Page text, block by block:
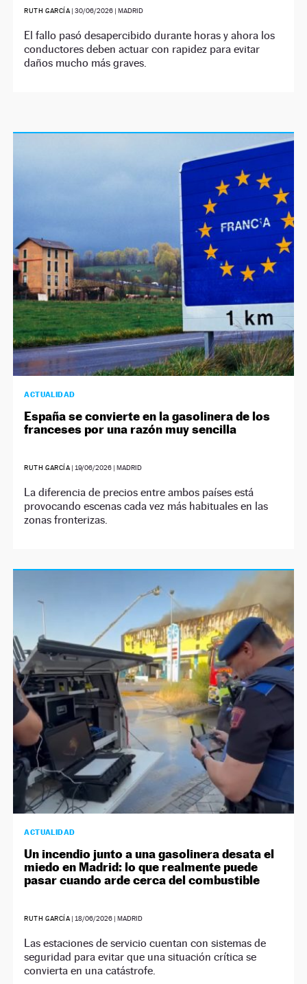
RUTH GARCÍA |30/06/2026 | MADRID
El fallo pasó desapercibido durante horas y ahora los
conductores deben actuar con rapidez para evitar
daños mucho más graves.
ACTUALIDAD
España se convierte en la gasolinera de los
franceses por una razón muy sencilla
RUTH GARCÍA | 19/06/2026 | MADRID
La diferencia de precios entre ambos países está
provocando escenas cada vez más habituales en las
zonas fronterizas.
ACTUALIDAD
Un incendio junto a una gasolinera desata el
miedo en Madrid: lo que realmente puede
pasar cuando arde cerca del combustible
RUTH GARCÍA | 18/06/2026 | MADRID
Las estaciones de servicio cuentan con sistemas de
seguridad para evitar que una situación crítica se
convierta en una catástrofe.